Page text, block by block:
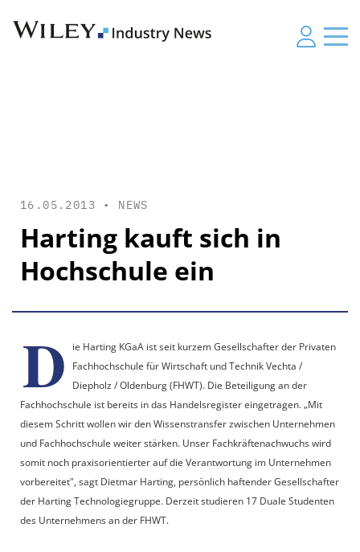
16.05.2013 • NEWS
Harting kauft sich in
Hochschule ein
D
ie Harting KGaA ist seit kurzem Gesellschafter der Privaten
Fachhochschule für Wirtschaft und Technik Vechta /
Diepholz / Oldenburg (FHWT). Die Beteiligung an der
Fachhochschule ist bereits in das Handelsregister eingetragen. „Mit
diesem Schritt wollen wir den Wissenstransfer zwischen Unternehmen
und Fachhochschule weiter stärken. Unser Fachkräftenachwuchs wird
somit noch praxisorientierter auf die Verantwortung im Unternehmen
vorbereitet", sagt Dietmar Harting, persönlich haftender Gesellschafter
der Harting Technologiegruppe. Derzeit studieren 17 Duale Studenten
des Unternehmens an der FHWT.